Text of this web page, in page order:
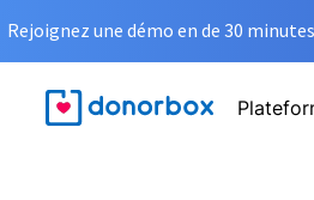
Rejoignez une démo en de 30